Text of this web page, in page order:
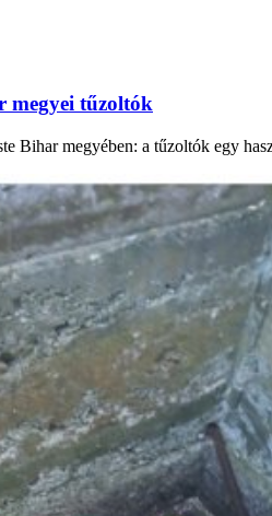
megyei tűzoltók
Bihar megyében: a tűzoltók egy